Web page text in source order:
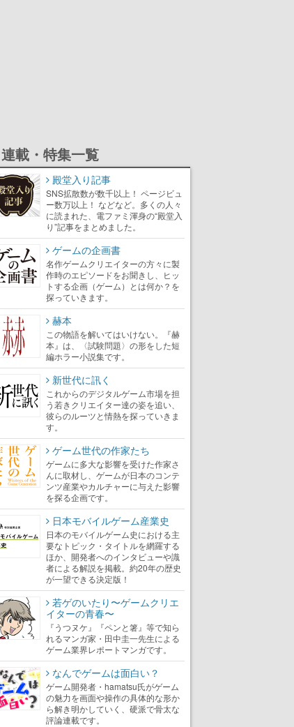
連載・特集一覧
殿堂入り記事
SNS拡散数が数千以上！ ページビュ
ー数万以上！ などなど。多くの人々
に読まれた、電ファミ渾身の“殿堂入
り”記事をまとめました。
ゲームの企画書
名作ゲームクリエイターの方々に製
作時のエピソードをお聞きし、ヒッ
トする企画（ゲーム）とは何か？を
探っていきます。
赫本
この物語を解いてはいけない。『赫
本』は、〈試験問題〉の形をした短
編ホラー小説集です。
新世代に訊く
これからのデジタルゲーム市場を担
う若きクリエイター達の姿を追い、
彼らのルーツと情熱を探っていきま
す。
ゲーム世代の作家たち
ゲームに多大な影響を受けた作家さ
んに取材し、ゲームが日本のコンテ
ンツ産業やカルチャーに与えた影響
を探る企画です。
日本モバイルゲーム産業史
日本のモバイルゲーム史における主
要なトピック・タイトルを網羅する
ほか、開発者へのインタビューや識
者による解説を掲載。約20年の歴史
が一望できる決定版！
若ゲのいたり〜ゲームクリエ
イターの青春〜
『うつヌケ』『ペンと箸』等で知ら
れるマンガ家・田中圭一先生による
ゲーム業界レポートマンガです。
なんでゲームは面白い？
ゲーム開発者・hamatsu氏がゲーム
の魅力を画面や操作の具体的な形か
ら解き明かしていく、硬派で骨太な
評論連載です。